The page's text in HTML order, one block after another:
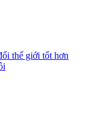
thế giới tốt hơn